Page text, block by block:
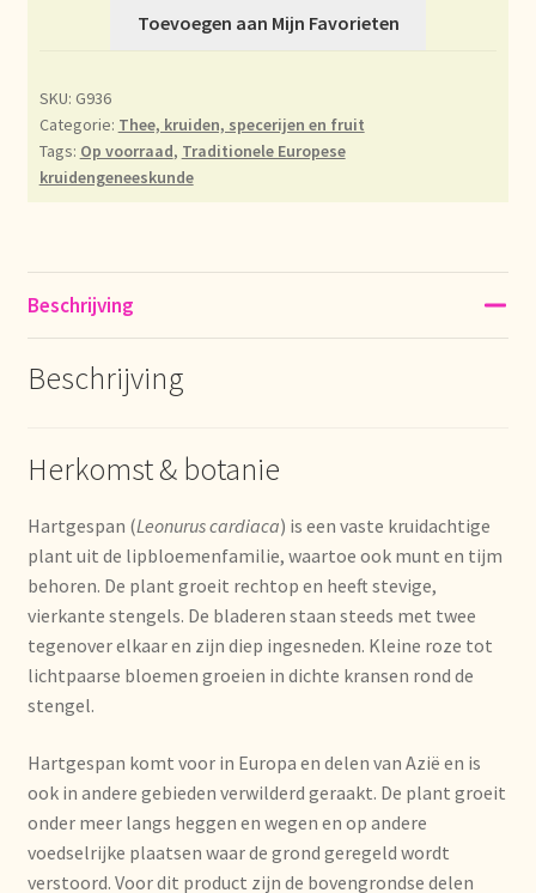
Expédition et livraison
Food safety
Image de marque personnelle
Impressum
Imprint
Lebensmittelsicherheit
Lista de precios actualizada.
Liste de prix actuelle
Marca personal
Meertaligheid
Mehrsprachigkeit
Toevoegen aan Mijn Favorieten
SKU: G936
Categorie: Thee, kruiden, specerijen en fruit
Tags: Op voorraad, Traditionele Europese
kruidengeneeskunde
Beschrijving
Beschrijving
Herkomst & botanie
Hartgespan (Leonurus cardiaca) is een vaste kruidachtige
plant uit de lipbloemenfamilie, waartoe ook munt en tijm
behoren. De plant groeit rechtop en heeft stevige,
vierkante stengels. De bladeren staan steeds met twee
tegenover elkaar en zijn diep ingesneden. Kleine roze tot
lichtpaarse bloemen groeien in dichte kransen rond de
stengel.
Hartgespan komt voor in Europa en delen van Azië en is
ook in andere gebieden verwilderd geraakt. De plant groeit
onder meer langs heggen en wegen en op andere
voedselrijke plaatsen waar de grond geregeld wordt
verstoord. Voor dit product zijn de bovengrondse delen